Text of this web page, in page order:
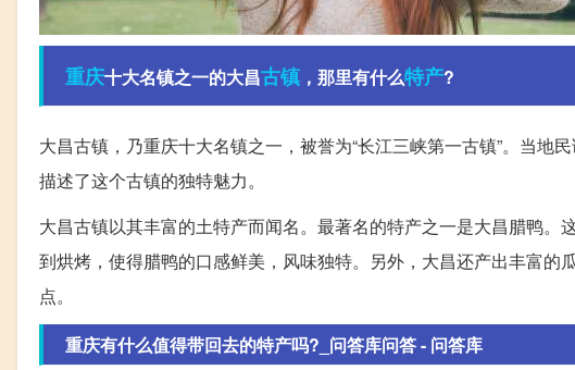
重庆十大名镇之一的大昌古镇 ，那里有什么特产?
大昌古镇，乃重庆十大名镇之一，被誉为“长江三峡第一古镇”。当地
描述了这个古镇的独特魅力。
大昌古镇以其丰富的土特产而闻名。最著名的特产之一是大昌腊鸭
到烘烤，使得腊鸭的口感鲜美，风味独特。另外，大昌还产出丰富
点。
重庆有什么值得带回去的特产吗?_问答库问答 - 问答库